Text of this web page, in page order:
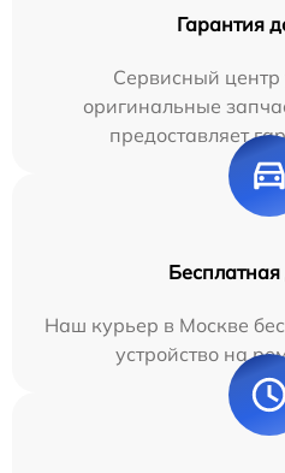
Гарантия
Сервисный центр
оригинальные
предоставляет
Бесплатная
Наш курьер в Москве
устройство на